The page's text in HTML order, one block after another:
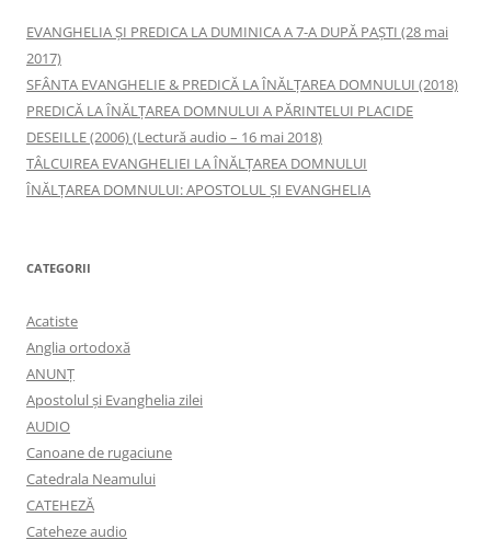
EVANGHELIA ȘI PREDICA LA DUMINICA A 7-A DUPĂ PAȘTI (28 mai
2017)
SFÂNTA EVANGHELIE & PREDICĂ LA ÎNĂLŢAREA DOMNULUI (2018)
PREDICĂ LA ÎNĂLŢAREA DOMNULUI A PĂRINTELUI PLACIDE
DESEILLE (2006) (Lectură audio – 16 mai 2018)
TÂLCUIREA EVANGHELIEI LA ÎNĂLŢAREA DOMNULUI
ÎNĂLŢAREA DOMNULUI: APOSTOLUL ȘI EVANGHELIA
CATEGORII
Acatiste
Anglia ortodoxă
ANUNŢ
Apostolul şi Evanghelia zilei
AUDIO
Canoane de rugaciune
Catedrala Neamului
CATEHEZĂ
Cateheze audio